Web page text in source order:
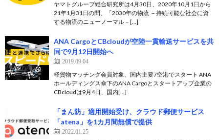
ヤマトグループ総合研究所は4月30日、2020年10月1日から
21年1月31日の間、「2030年の物流 －持続可能な社会に資
する物流のニューノーマル－[…]
ANA CargoとCBcloudが空陸一貫輸送サービスを共
同で9月12日開始へ
2019.09.04
軽貨物マッチング会員対象、国内主要7空港でスタート ANA
ホールディングス傘下のANA Cargoとスタートアップ企業の
CBcloudは9月4日、国内[…]
「まん防」適用開始受け、クラウド郵便サービス
「atena」を1カ月間無償で提供
2022.01.25